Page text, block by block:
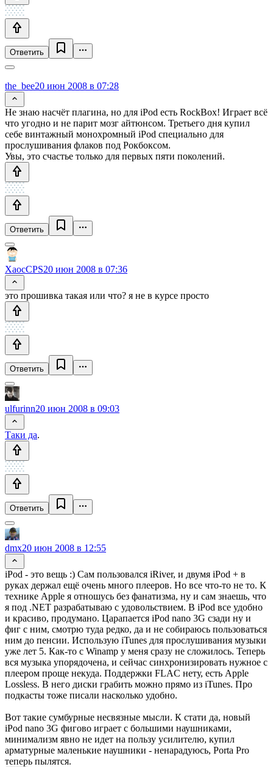
Ответить
the_bee20 июн 2008 в 07:28
Не знаю насчёт плагина, но для iPod есть RockBox! Играет всё
что угодно и не парит мозг айтюнсом. Третьего дня купил
себе винтажный монохромный iPod специально для
прослушивания флаков под Рокбоксом.
Увы, это счастье только для первых пяти поколений.
Ответить
XaocCPS20 июн 2008 в 07:36
это прошивка такая или что? я не в курсе просто
Ответить
ulfurinn20 июн 2008 в 09:03
Таки да.
Ответить
dmx20 июн 2008 в 12:55
iPod - это вещь :) Сам пользовался iRiver, и двумя iPod + в
руках держал ещё очень много плееров. Но все что-то не то. К
технике Apple я отношусь без фанатизма, ну и сам знаешь, что
я под .NET разрабатываю с удовольствием. В iPod все удобно
и красиво, продумано. Царапается iPod nano 3G сзади ну и
фиг с ним, смотрю туда редко, да и не собираюсь пользоваться
ним до пенсии. Использую iTunes для прослушивания музыки
уже лет 5. Как-то с Winamp у меня сразу не сложилось. Теперь
вся музыка упорядочена, и сейчас синхронизировать нужное с
плеером проще некуда. Поддержки FLAC нету, есть Apple
Lossless. В него диски грабить можно прямо из iTunes. Про
подкасты тоже писали насколько удобно.
Вот такие сумбурные несвязные мысли. К стати да, новый
iPod nano 3G фигово играет с большими наушниками,
минимализм явно не идет на пользу усилителю, купил
арматурные маленькие наушники - ненарадуюсь, Porta Pro
теперь пылятся.